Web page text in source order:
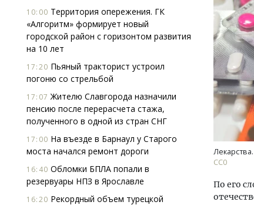
10:00 Территория опережения. ГК
«Алгоритм» формирует новый
городской район с горизонтом развития
на 10 лет
17:20 Пьяный тракторист устроил
погоню со стрельбой
17:07 Жителю Славгорода назначили
пенсию после перерасчета стажа,
полученного в одной из стран СНГ
17:00 На въезде в Барнаул у Старого
моста начался ремонт дороги
16:40 Обломки БПЛА попали в
резервуары НПЗ в Ярославле
16:20 Рекордный объем турецкой
Лекарства.
СС0
По его
Архитектурный код начинается с
земли. Мощение крупноформатными
плитами становится новым
стандартом благоустройства
СТРОИТЕЛЬСТВО